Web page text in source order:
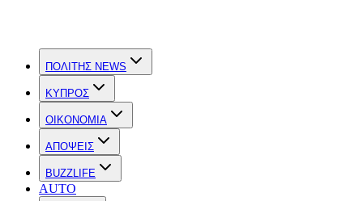
ΠΟΛΙΤΗΣ NEWS
ΚΥΠΡΟΣ
OIKONOMIA
ΑΠΟΨΕΙΣ
BUZZLIFE
AUTO